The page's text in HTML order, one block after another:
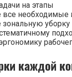
на этапы
все необходимые
зональную уборку
каждой